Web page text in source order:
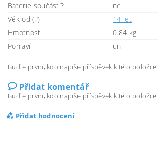
Baterie součástí?
ne
Věk od (?)
14 let
Hmotnost
0.84 kg
Pohlaví
uni
Buďte první, kdo napíše příspěvek k této položce.
Přidat komentář
Buďte první, kdo napíše příspěvek k této položce.
Přidat hodnocení